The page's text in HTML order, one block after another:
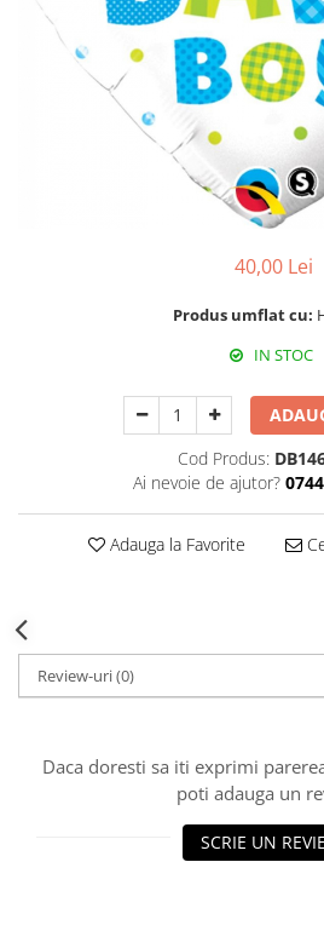
Suflatori
Farfurii,pahare & servetele
Ornamente sala
Baloane Aniversari
40,00 Lei
Produs umflat cu:
IN STOC
Cod Produs:
Ai nevoie de ajutor?
Adauga la Favorite
Review-uri(0)
Daca doresti sa iti exprimi
poti adauga un
SCRIE UN